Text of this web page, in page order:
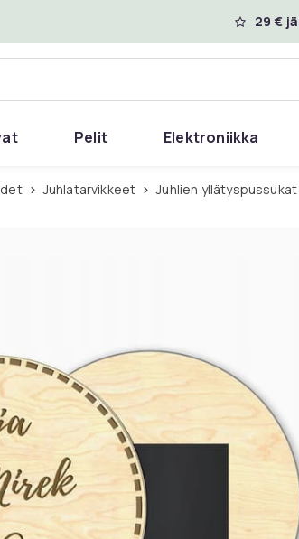
29 €
Pelit Elektroniikka
Juhlatarvikkeet Juhlien yllätyspussukat